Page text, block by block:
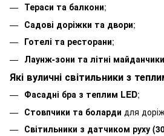
Тераси та балкони;
Садові доріжки та двори;
Готелі та ресторани;
Лаунж-зони та літні майданчики
Які вуличні світильники з
Фасадні бра з теплим LED;
Стовпчики та боларди для
Світильники з датчиком руху